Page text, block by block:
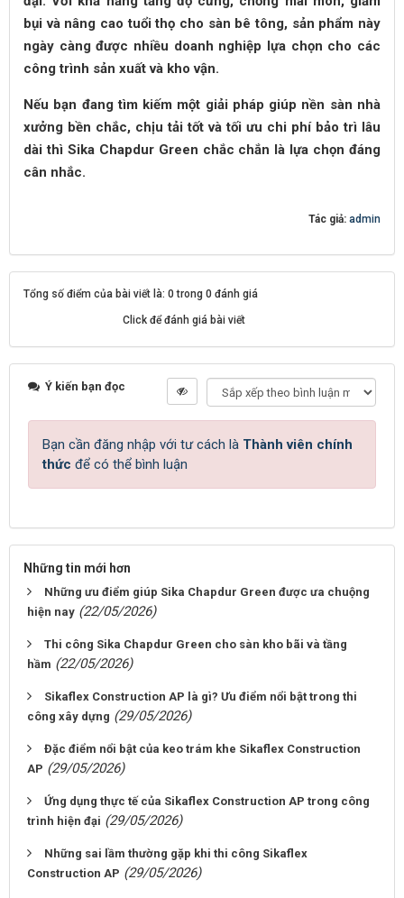
bụi và nâng cao tuổi thọ cho sàn bê tông, sản phẩm này
ngày càng được nhiều doanh nghiệp lựa chọn cho các
công trình sản xuất và kho vận.
Nếu bạn đang tìm kiếm một giải pháp giúp nền sàn nhà
xưởng bền chắc, chịu tải tốt và tối ưu chi phí bảo trì lâu
dài thì Sika Chapdur Green chắc chắn là lựa chọn đáng
cân nhắc.
Tác giả: admin
Tổng số điểm của bài viết là: 0 trong 0 đánh giá
Click để đánh giá bài viết
Ý kiến bạn đọc
Bạn cần đăng nhập với tư cách là Thành viên chính
thức để có thể bình luận
Những tin mới hơn
Những ưu điểm giúp Sika Chapdur Green được ưa chuộng
hiện nay (22/05/2026)
Thi công Sika Chapdur Green cho sàn kho bãi và tầng
hầm (22/05/2026)
Sikaflex Construction AP là gì? Ưu điểm nổi bật trong thi
công xây dựng (29/05/2026)
Đặc điểm nổi bật của keo trám khe Sikaflex Construction
AP (29/05/2026)
Ứng dụng thực tế của Sikaflex Construction AP trong công
trình hiện đại (29/05/2026)
Những sai lầm thường gặp khi thi công Sikaflex
Construction AP (29/05/2026)